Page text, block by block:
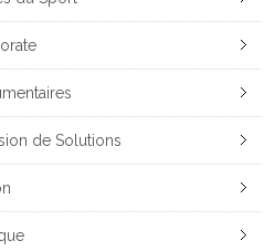
de Solutions